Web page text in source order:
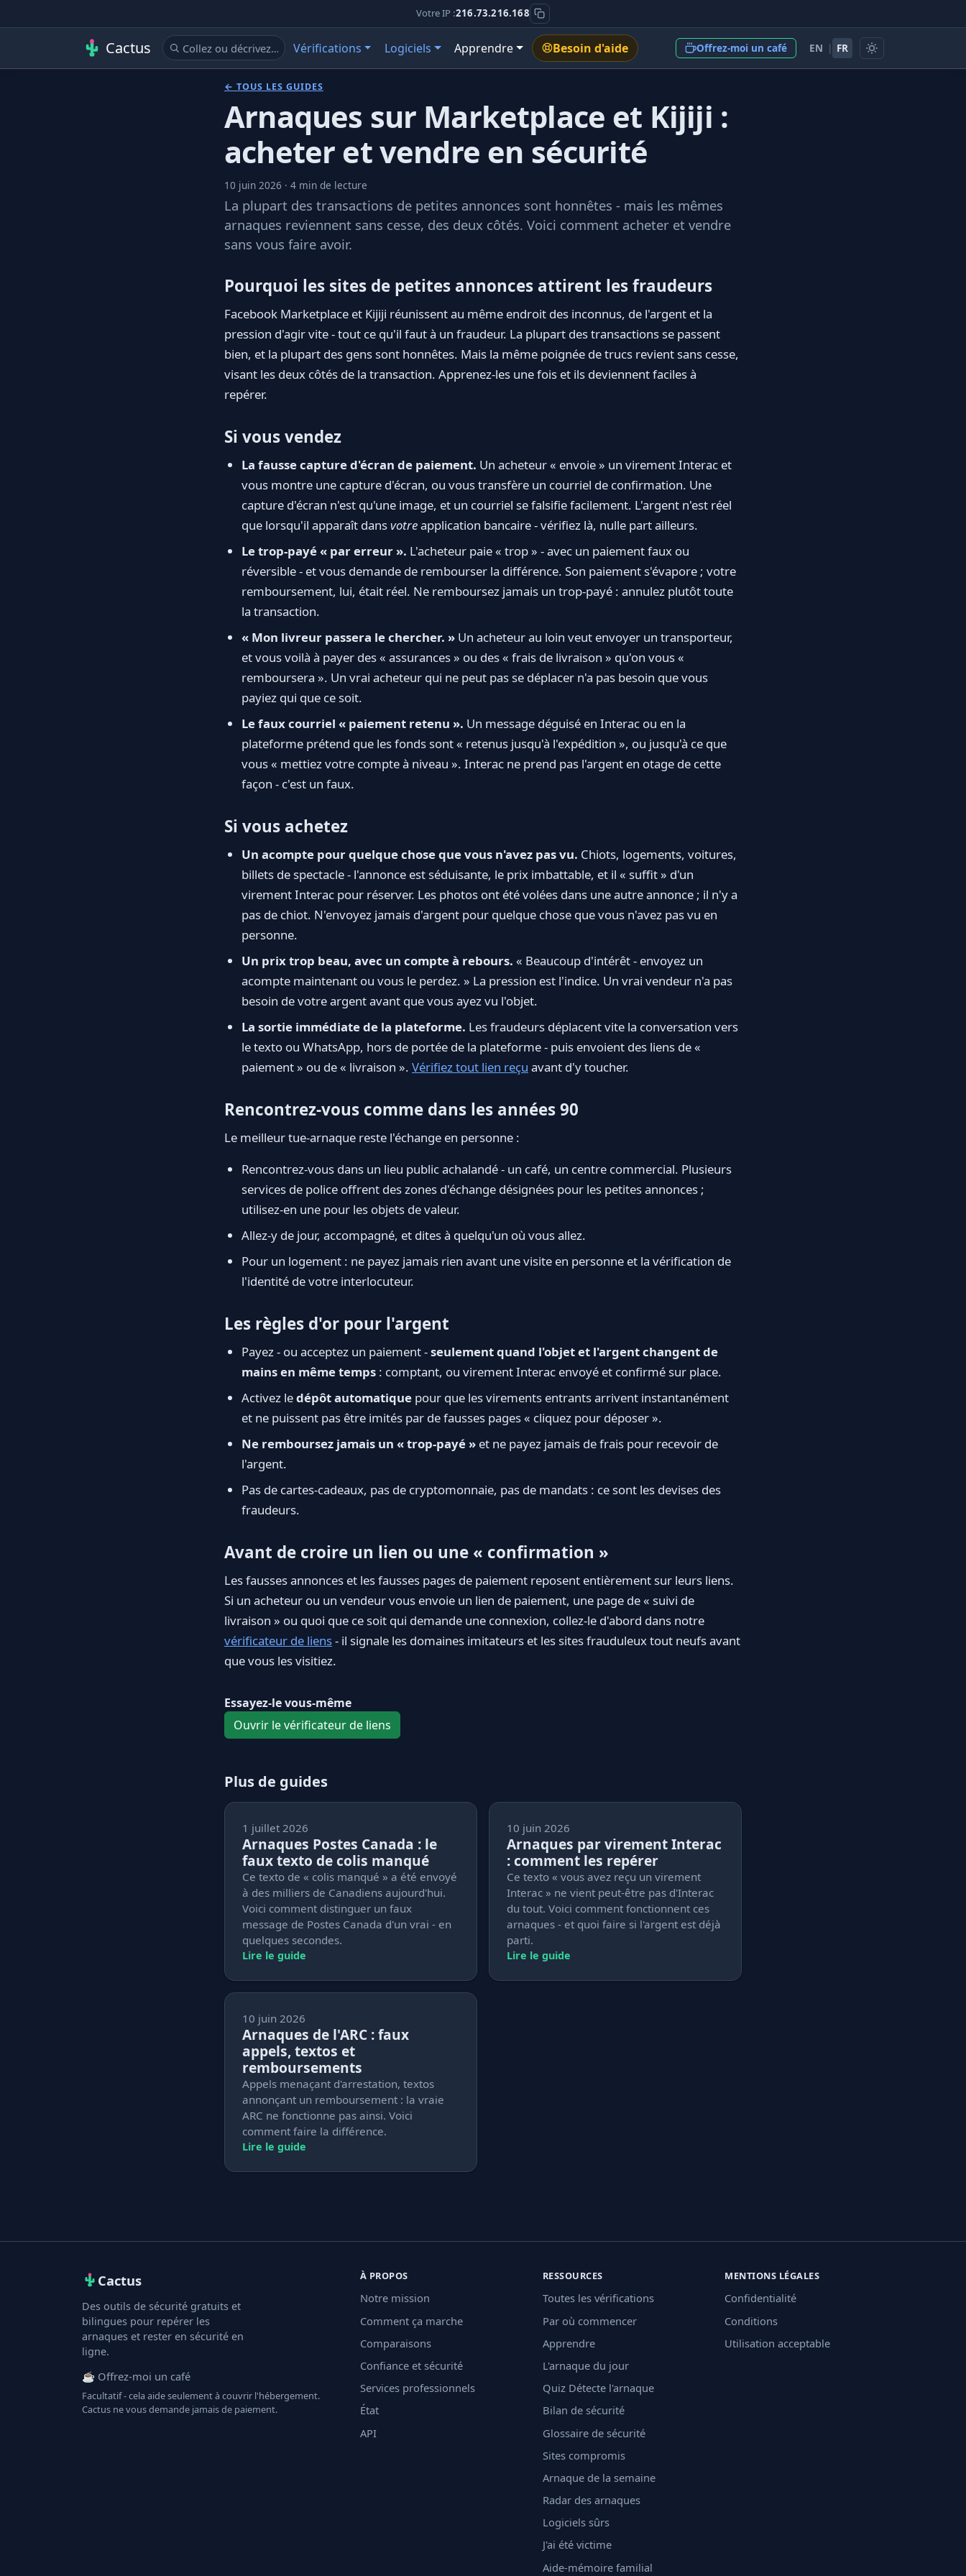
Votre IP :216.73.216.168
Cactus Vérifications Logiciels Apprendre Besoin d'aide Offrez-moi un café EN | FR
← TOUS LES GUIDES
Arnaques sur Marketplace et Kijiji :
acheter et vendre en sécurité
10 juin 2026 · 4 min de lecture
La plupart des transactions de petites annonces sont honnêtes - mais les mêmes
arnaques reviennent sans cesse, des deux côtés. Voici comment acheter et vendre
sans vous faire avoir.
Pourquoi les sites de petites annonces attirent les fraudeurs
Facebook Marketplace et Kijiji réunissent au même endroit des inconnus, de l'argent et la
pression d'agir vite - tout ce qu'il faut à un fraudeur. La plupart des transactions se passent
bien, et la plupart des gens sont honnêtes. Mais la même poignée de trucs revient sans cesse,
visant les deux côtés de la transaction. Apprenez-les une fois et ils deviennent faciles à
repérer.
Si vous vendez
La fausse capture d'écran de paiement. Un acheteur « envoie » un virement Interac et
vous montre une capture d'écran, ou vous transfère un courriel de confirmation. Une
capture d'écran n'est qu'une image, et un courriel se falsifie facilement. L'argent n'est réel
que lorsqu'il apparaît dansvotreapplication bancaire - vérifiez là, nulle part ailleurs.
Le trop-payé « par erreur ». L'acheteur paie « trop » - avec un paiement faux ou
réversible - et vous demande de rembourser la différence. Son paiement s'évapore ; votre
remboursement, lui, était réel. Ne remboursez jamais un trop-payé : annulez plutôt toute
la transaction.
« Mon livreur passera le chercher. » Un acheteur au loin veut envoyer un transporteur,
et vous voilà à payer des « assurances » ou des « frais de livraison » qu'on vous «
remboursera ». Un vrai acheteur qui ne peut pas se déplacer n'a pas besoin que vous
payiez qui que ce soit.
Le faux courriel « paiement retenu ». Un message déguisé en Interac ou en la
plateforme prétend que les fonds sont « retenus jusqu'à l'expédition », ou jusqu'à ce que
vous « mettiez votre compte à niveau ». Interac ne prend pas l'argent en otage de cette
façon - c'est un faux.
Si vous achetez
Un acompte pour quelque chose que vous n'avez pas vu. Chiots, logements, voitures,
billets de spectacle - l'annonce est séduisante, le prix imbattable, et il « suffit » d'un
virement Interac pour réserver. Les photos ont été volées dans une autre annonce ; il n'y a
pas de chiot. N'envoyez jamais d'argent pour quelque chose que vous n'avez pas vu en
personne.
Un prix trop beau, avec un compte à rebours. « Beaucoup d'intérêt - envoyez un
acompte maintenant ou vous le perdez. » La pression est l'indice. Un vrai vendeur n'a pas
besoin de votre argent avant que vous ayez vu l'objet.
La sortie immédiate de la plateforme. Les fraudeurs déplacent vite la conversation vers
le texto ou WhatsApp, hors de portée de la plateforme - puis envoient des liens de «
paiement » ou de « livraison ». Vérifiez tout lien reçu avant d'y toucher.
Rencontrez-vous comme dans les années 90
Le meilleur tue-arnaque reste l'échange en personne :
Rencontrez-vous dans un lieu public achalandé - un café, un centre commercial. Plusieurs
services de police offrent des zones d'échange désignées pour les petites annonces ;
utilisez-en une pour les objets de valeur.
Allez-y de jour, accompagné, et dites à quelqu'un où vous allez.
Pour un logement : ne payez jamais rien avant une visite en personne et la vérification de
l'identité de votre interlocuteur.
Les règles d'or pour l'argent
Payez - ou acceptez un paiement -seulement quand l'objet et l'argent changent de
mains en même temps : comptant, ou virement Interac envoyé et confirmé sur place.
Activez ledépôt automatique pour que les virements entrants arrivent instantanément
et ne puissent pas être imités par de fausses pages « cliquez pour déposer ».
Ne remboursez jamais un « trop-payé » et ne payez jamais de frais pour recevoir de
l'argent.
Pas de cartes-cadeaux, pas de cryptomonnaie, pas de mandats : ce sont les devises des
fraudeurs.
Avant de croire un lien ou une « confirmation »
Les fausses annonces et les fausses pages de paiement reposent entièrement sur leurs liens.
Si un acheteur ou un vendeur vous envoie un lien de paiement, une page de « suivi de
livraison » ou quoi que ce soit qui demande une connexion, collez-le d'abord dans notre
vérificateur de liens- il signale les domaines imitateurs et les sites frauduleux tout neufs avant
que vous les visitiez.
Essayez-le vous-même
Ouvrir le vérificateur de liens
Plus de guides
1 juillet 2026
Arnaques Postes Canada : le
faux texto de colis manqué
Ce texto de « colis manqué » a été envoyé
à des milliers de Canadiens aujourd'hui.
Voici comment distinguer un faux
message de Postes Canada d'un vrai - en
quelques secondes.
Lire le guide
10 juin 2026
Arnaques par virement Interac
: comment les repérer
Ce texto « vous avez reçu un virement
Interac » ne vient peut-être pas d'Interac
du tout. Voici comment fonctionnent ces
arnaques - et quoi faire si l'argent est déjà
parti.
Lire le guide
10 juin 2026
Arnaques de l'ARC : faux
appels, textos et
remboursements
Appels menaçant d'arrestation, textos
annonçant un remboursement : la vraie
ARC ne fonctionne pas ainsi. Voici
comment faire la différence.
Lire le guide
Cactus
Des outils de sécurité gratuits et
bilingues pour repérer les
arnaques et rester en sécurité en
ligne.
☕ Offrez-moi un café
Facultatif - cela aide seulement à couvrir l'hébergement.
Cactus ne vous demande jamais de paiement.
À PROPOS
Notre mission
Comment ça marche
Comparaisons
Confiance et sécurité
Services professionnels
État
API
RESSOURCES
Toutes les vérifications
Par où commencer
Apprendre
L'arnaque du jour
Quiz Détecte l'arnaque
Bilan de sécurité
Glossaire de sécurité
Sites compromis
Arnaque de la semaine
Radar des arnaques
Logiciels sûrs
J'ai été victime
Aide-mémoire familial
MENTIONS LÉGALES
Confidentialité
Conditions
Utilisation acceptable